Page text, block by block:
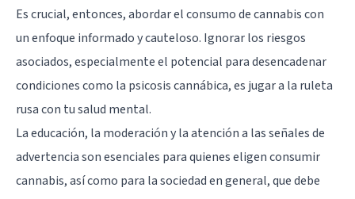
Es crucial, entonces, abordar el consumo de cannabis con
un enfoque informado y cauteloso. Ignorar los riesgos
asociados, especialmente el potencial para desencadenar
condiciones como la psicosis cannábica, es jugar a la ruleta
rusa con tu salud mental.
La educación, la moderación y la atención a las señales de
advertencia son esenciales para quienes eligen consumir
cannabis, así como para la sociedad en general, que debe